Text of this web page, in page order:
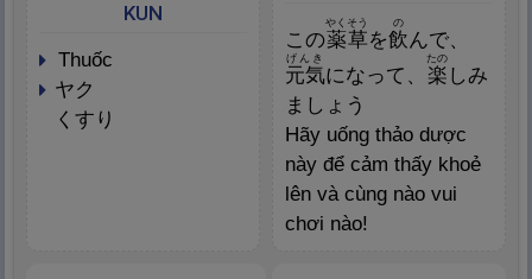
この薬草
やくそう
を飲
の
んで、
元気
げんき
になって、 楽
たの
しみ
ましょう
Hãy uống thảo dược
này để cảm thấy khoẻ
lên và cùng nào vui
chơi nào!
KUN
thuốc
ヤク
くすり